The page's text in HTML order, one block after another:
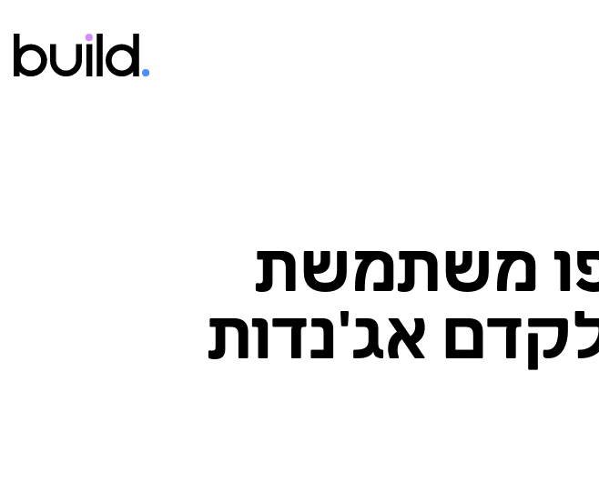
משתמשת
אג'נדות